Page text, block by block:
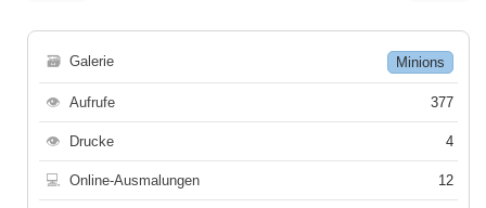
🗃 Galerie Minions
👁 Aufrufe 377
👁 Drucke 4
💻 Online-Ausmalungen 12